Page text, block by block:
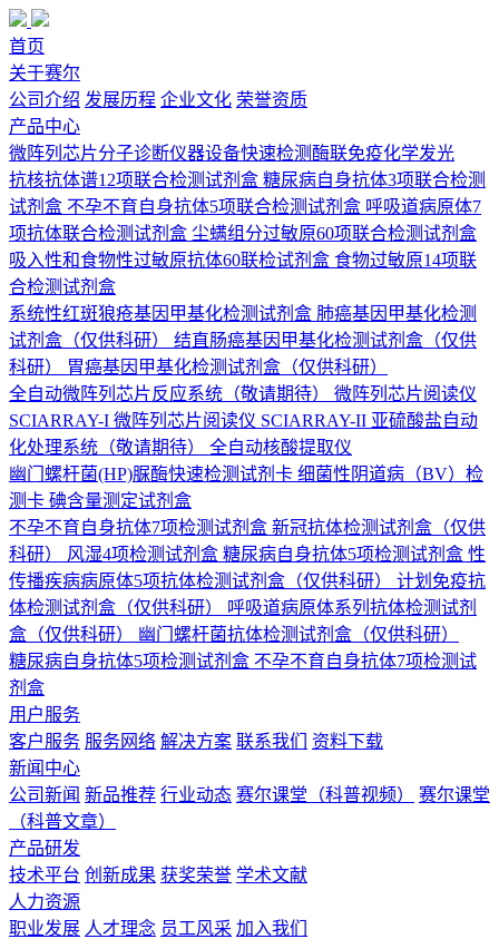
首页
关于赛尔
公司介绍 发展历程 企业文化 荣誉资质
产品中心
微阵列芯片分子诊断仪器设备快速检测 酶联免疫化学发光
抗核抗体谱12项联合检测试剂盒 糖尿病自身抗体3项联合检测
试剂盒 不孕不育自身抗体5项联合检测试剂盒 呼吸道病原体7
项抗体联合检测试剂盒 尘螨组分过敏原60项联合检测试剂盒
吸入性和食物性过敏原抗体60联检试剂盒 食物过敏原14项联
合检测试剂盒
系统性红斑狼疮基因甲基化检测试剂盒 肺癌基因甲基化检测
试剂盒（仅供科研） 结直肠癌基因甲基化检测试剂盒（仅供
科研）
胃癌基因甲基化检测试剂盒（仅供科研）
全自动微阵列芯片反应系统（敬请期待） 微阵列芯片阅读仪
SCIARRAY-I 微阵列芯片阅读仪 SCIARRAY-II 亚硫酸盐自动
化处理系统（敬请期待） 全自动核酸提取仪
幽门螺杆菌(HP)脲酶快速检测试剂卡 细菌性阴道病（BV）检
测卡 碘含量测定试剂盒
不孕不育自身抗体7项检测试剂盒 新冠抗体检测试剂盒（仅供
科研） 风湿4项检测试剂盒 糖尿病自身抗体5项检测试剂盒 性
传播疾病病原体5项抗体检测试剂盒（仅供科研） 计划免疫抗
体检测试剂盒（仅供科研）
呼吸道病原体系列抗体检测试剂
盒（仅供科研）
幽门螺杆菌抗体检测试剂盒（仅供科研）
糖尿病自身抗体5项检测试剂盒 不孕不育自身抗体7项检测试
剂盒
用户服务
客户服务 服务网络 解决方案 联系我们
资料下载
新闻中心
公司新闻 新品推荐 行业动态 赛尔课堂（科普视频）
赛尔课堂
（科普文章）
产品研发
技术平台 创新成果 获奖荣誉 学术文献
人力资源
职业发展 人才理念 员工风采 加入我们